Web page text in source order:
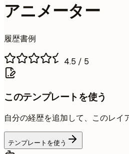
アニメーター
履歴書例
4.5 / 5
このテンプレートを使う
自分の経歴を追加して、このレイ
テンプレートを使う